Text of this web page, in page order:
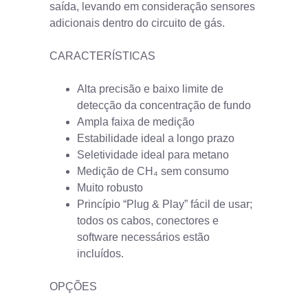
saída, levando em consideração sensores
adicionais dentro do circuito de gás.
CARACTERÍSTICAS
Alta precisão e baixo limite de
detecção da concentração de fundo
Ampla faixa de medição
Estabilidade ideal a longo prazo
Seletividade ideal para metano
Medição de CH₄ sem consumo
Muito robusto
Princípio “Plug & Play” fácil de usar;
todos os cabos, conectores e
software necessários estão
incluídos.
OPÇÕES